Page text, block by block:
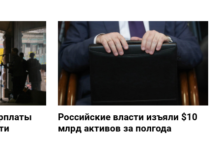
Российские власти изъяли $10
млрд активов за полгода